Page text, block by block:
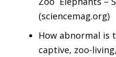
(sciencemag.org)
How abnormal is
captive, zoo-